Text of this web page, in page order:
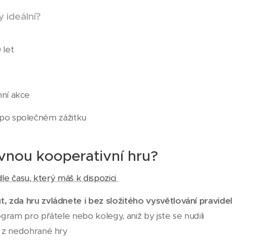
ideální?
let
akce
společném zážitku
kooperativní hru?
času, který máš k dispozici
zda hru zvládnete i bez složitého vysvětlování pravidel
pro přátele nebo kolegy, aniž by jste se nudili
nedohrané hry